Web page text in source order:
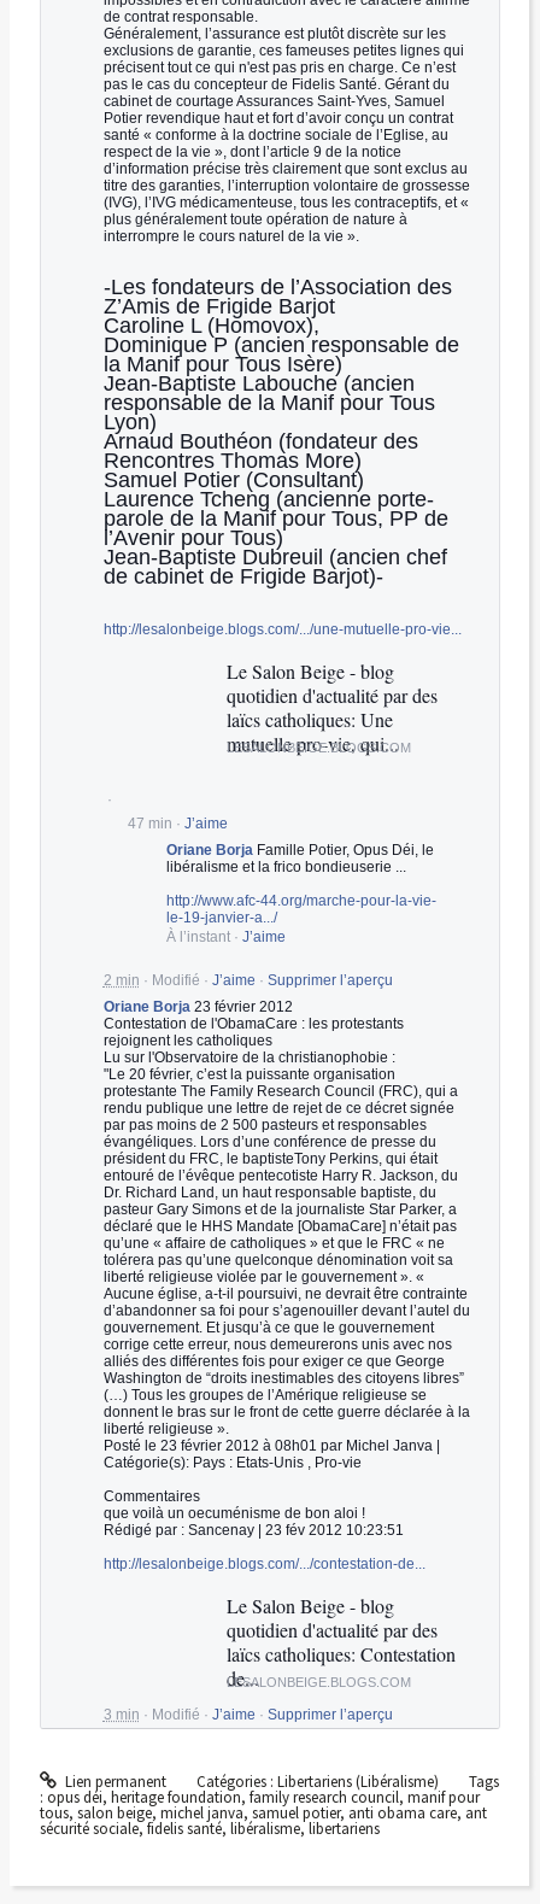
de contrat responsable.
Généralement, l’assurance est plutôt discrète sur les
exclusions de garantie, ces fameuses petites lignes qui
précisent tout ce qui n'est pas pris en charge. Ce n’est
pas le cas du concepteur de Fidelis Santé. Gérant du
cabinet de courtage Assurances Saint-Yves, Samuel
Potier revendique haut et fort d’avoir conçu un contrat
santé « conforme à la doctrine sociale de l’Eglise, au
respect de la vie », dont l’article 9 de la notice
d’information précise très clairement que sont exclus au
titre des garanties, l’interruption volontaire de grossesse
(IVG), l’IVG médicamenteuse, tous les contraceptifs, et «
plus généralement toute opération de nature à
interrompre le cours naturel de la vie ».
-Les fondateurs de l’Association des
Z’Amis de Frigide Barjot
Caroline L (Homovox),
Dominique P (ancien responsable de
la Manif pour Tous Isère)
Jean-Baptiste Labouche (ancien
responsable de la Manif pour Tous
Lyon)
Arnaud Bouthéon (fondateur des
Rencontres Thomas More)
Samuel Potier (Consultant)
Laurence Tcheng (ancienne porte-
parole de la Manif pour Tous, PP de
l’Avenir pour Tous)
Jean-Baptiste Dubreuil (ancien chef
de cabinet de Frigide Barjot)-
http://lesalonbeige.blogs.com/.../une-mutuelle-pro-vie...
Le Salon Beige - blog
quotidien d'actualité par des
laïcs catholiques: Une
mutuelle pro-vie, qui...
LESALONBEIGE.BLOGS.COM
·
47 min · J’aime
Oriane Borja Famille Potier, Opus Déi, le
libéralisme et la frico bondieuserie ...
http://www.afc-44.org/marche-pour-la-vie-
le-19-janvier-a.../
À l’instant· J’aime
2 min · Modifié · J’aime · Supprimer l’aperçu
Oriane Borja 23 février 2012
Contestation de l'ObamaCare : les protestants
rejoignent les catholiques
Lu sur l'Observatoire de la christianophobie :
"Le 20 février, c’est la puissante organisation
protestante The Family Research Council (FRC), qui a
rendu publique une lettre de rejet de ce décret signée
par pas moins de 2 500 pasteurs et responsables
évangéliques. Lors d’une conférence de presse du
président du FRC, le baptisteTony Perkins, qui était
entouré de l’évêque pentecotiste Harry R. Jackson, du
Dr. Richard Land, un haut responsable baptiste, du
pasteur Gary Simons et de la journaliste Star Parker, a
déclaré que le HHS Mandate [ObamaCare] n’était pas
qu’une « affaire de catholiques » et que le FRC « ne
tolérera pas qu’une quelconque dénomination voit sa
liberté religieuse violée par le gouvernement ». «
Aucune église, a-t-il poursuivi, ne devrait être contrainte
d’abandonner sa foi pour s’agenouiller devant l’autel du
gouvernement. Et jusqu’à ce que le gouvernement
corrige cette erreur, nous demeurerons unis avec nos
alliés des différentes fois pour exiger ce que George
Washington de “droits inestimables des citoyens libres”
(…) Tous les groupes de l’Amérique religieuse se
donnent le bras sur le front de cette guerre déclarée à la
liberté religieuse ».
Posté le 23 février 2012 à 08h01 par Michel Janva |
Catégorie(s): Pays : Etats-Unis , Pro-vie
Commentaires
que voilà un oecuménisme de bon aloi !
Rédigé par : Sancenay | 23 fév 2012 10:23:51
http://lesalonbeige.blogs.com/.../contestation-de...
Le Salon Beige - blog
quotidien d'actualité par des
laïcs catholiques: Contestation
de...
« L'actrice de cinéma qui devint
religieuse | Accueil | La...
LESALONBEIGE.BLOGS.COM
3 min · Modifié · J’aime · Supprimer l’aperçu
Lien permanent Catégories : Libertariens (Libéralisme) Tags
: opus déi, heritage foundation, family research council, manif pour
tous, salon beige, michel janva, samuel potier, anti obama care, ant
sécurité sociale,fidelis santé, libéralisme,libertariens